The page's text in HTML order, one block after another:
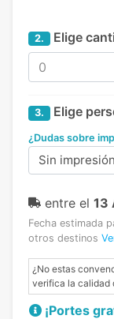
2. Elige
3. Elige
¿Dudas sobre
Sin impresión
entre el 13
Fecha estimada
otros destinos
¿No estas
verifica la calidad
¡Portes